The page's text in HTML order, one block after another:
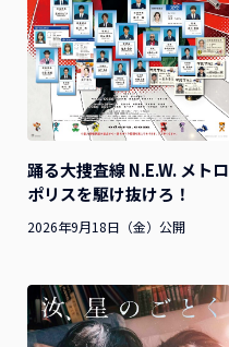
踊る大捜査線 N.E.W. メトロ
ポリスを駆け抜けろ！
2026年9月18日（金）公開